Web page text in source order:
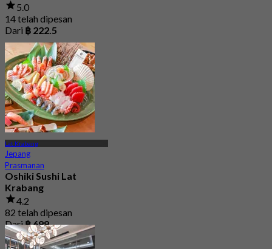
5.0
14 telah dipesan
Dari ฿ 222.5
Lat Krabang
Jepang
Prasmanan
Oshiki Sushi Lat
Krabang
4.2
82 telah dipesan
Dari฿ 699